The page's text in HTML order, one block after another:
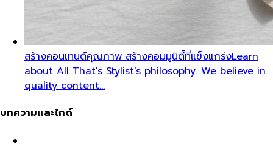
สร้างคอนเทนต์คุณภาพ สร้างคอมมูนิตี้ที่แข็งแกร่งLearn
about All That's Stylist's philosophy. We believe in
quality content…
บทความและไกด์